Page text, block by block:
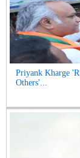
Priyank Kharge
Others'...